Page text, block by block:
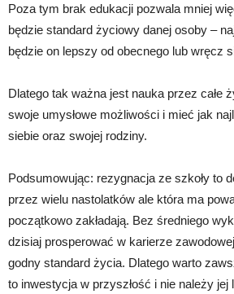
Poza tym brak edukacji pozwala mniej
będzie standard życiowy danej osoby –
będzie on lepszy od obecnego lub wręcz
Dlatego tak ważna jest nauka przez całe
swoje umysłowe możliwości i mieć jak
siebie oraz swojej rodziny.
Podsumowując: rezygnacja ze szkoły to
przez wielu nastolatków ale która ma
początkowo zakładają. Bez średniego
dzisiaj prosperować w karierze
godny standard życia. Dlatego warto
to inwestycja w przyszłość i nie należy